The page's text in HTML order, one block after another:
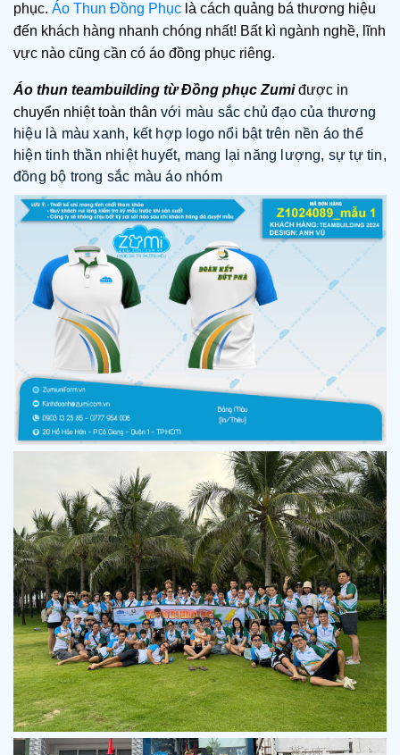
phục. Áo Thun Đồng Phục là cách quảng bá thương hiệu
đến khách hàng nhanh chóng nhất! Bất kì ngành nghề, lĩnh
vực nào cũng cần có áo đồng phục riêng.
Áo thun teambuilding từ Đồng phục Zumi được in
chuyển nhiệt toàn thân với màu sắc chủ đạo của thương
hiệu là màu xanh, kết hợp logo nổi bật trên nền áo thể
hiện tinh thần nhiệt huyết, mang lại năng lượng, sự tự tin,
đồng bộ trong sắc màu áo nhóm